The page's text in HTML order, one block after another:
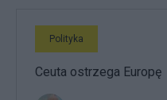
Polityka
Ceuta ostrzega Europę